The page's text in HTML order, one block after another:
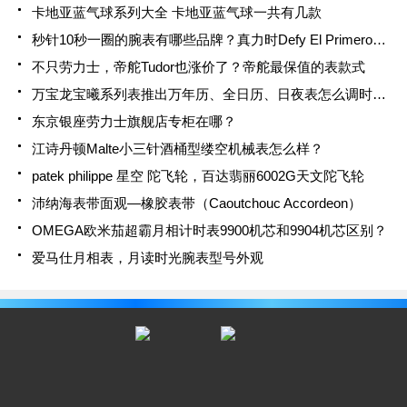
卡地亚蓝气球系列大全 卡地亚蓝气球一共有几款
秒针10秒一圈的腕表有哪些品牌？真力时Defy El Primero 21
不只劳力士，帝舵Tudor也涨价了？帝舵最保值的表款式
万宝龙宝曦系列表推出万年历、全日历、日夜表怎么调时间？
东京银座劳力士旗舰店专柜在哪？
江诗丹顿Malte小三针酒桶型缕空机械表怎么样？
patek philippe 星空 陀飞轮，百达翡丽6002G天文陀飞轮
沛纳海表带面观—橡胶表带（Caoutchouc Accordeon）
OMEGA欧米茄超霸月相计时表9900机芯和9904机芯区别？
爱马仕月相表，月读时光腕表型号外观